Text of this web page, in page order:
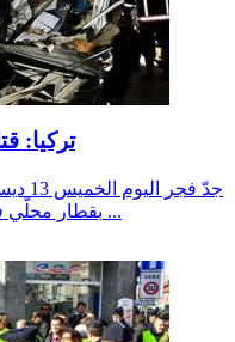
تركيا:
بقطار محلّي في أنقرة ممّا أسفر عن مقتل ما لا يقل ...